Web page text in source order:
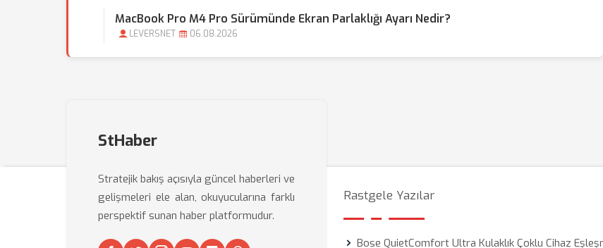
MacBook Pro M4 Pro Sürümünde Ekran Parlaklığı Ayarı Nedir?
LEVERSNET 06.08.2026
StHaber
Stratejik bakış açısıyla güncel haberleri ve
gelişmeleri ele alan, okuyucularına farklı
perspektif sunan haber platformudur.
Rastgele Yazılar
Bose QuietComfort Ultra Kulaklık Çoklu Cihaz